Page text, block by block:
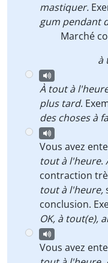
mastiquer.
gum pendant
Marché
à
À tout à
plus tard.
des choses à
Vous avez
tout à l'heure.
contraction
tout à l'heure,
conclusion.
OK, à tout(e),
Vous avez